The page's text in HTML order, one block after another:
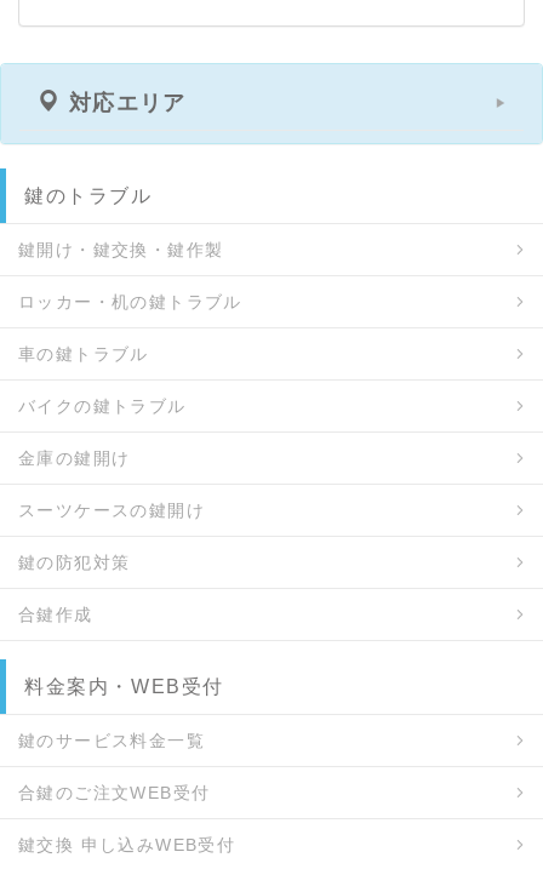
対応エリア
鍵のトラブル
鍵開け・鍵交換・鍵作製
ロッカー・机の鍵トラブル
車の鍵トラブル
バイクの鍵トラブル
金庫の鍵開け
スーツケースの鍵開け
鍵の防犯対策
合鍵作成
料金案内・WEB受付
鍵のサービス料金一覧
合鍵のご注文WEB受付
鍵交換 申し込みWEB受付